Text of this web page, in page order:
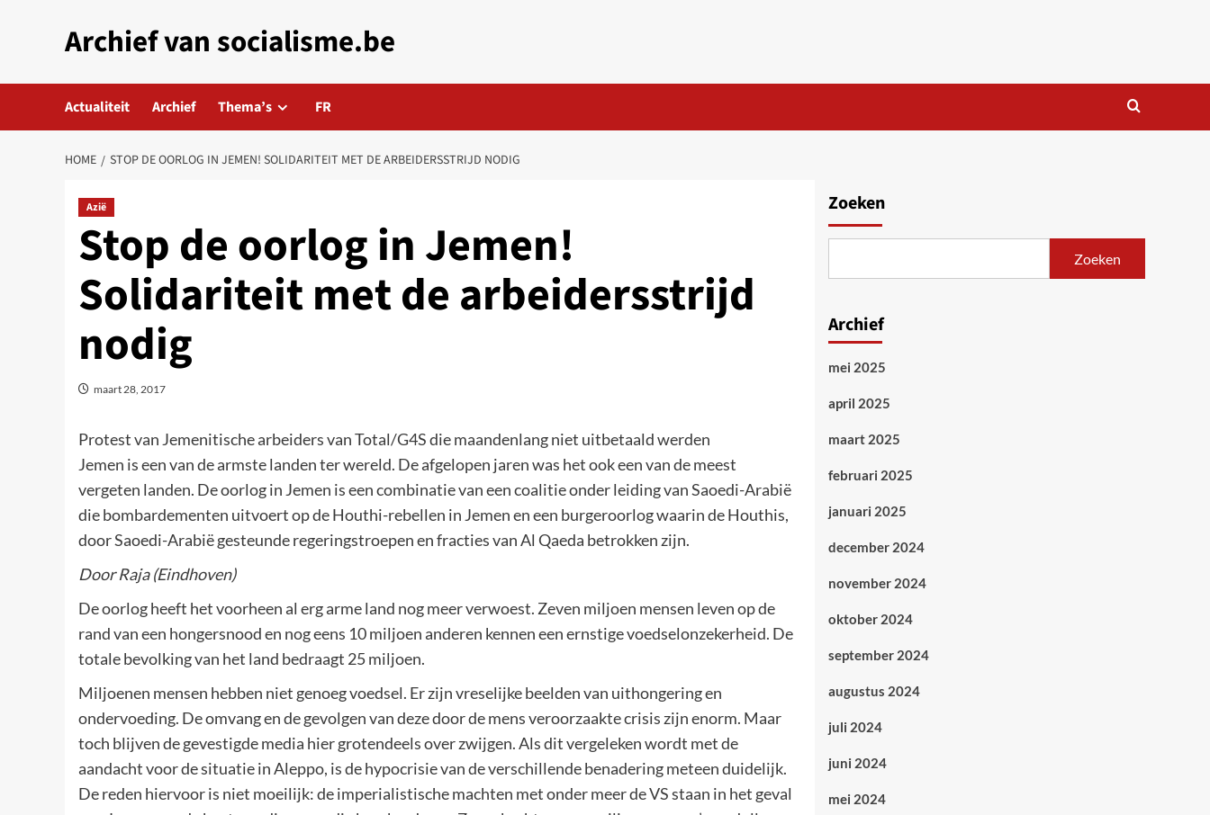
Archief van socialisme.be
Actualiteit Archief Thema’s FR
HOME STOP DE OORLOG IN JEMEN! SOLIDARITEIT MET DE ARBEIDERSSTRIJD NODIG
Azië
Stop de oorlog in Jemen!
Solidariteit met de arbeidersstrijd
nodig
maart 28, 2017
Protest van Jemenitische arbeiders van Total/G4S die maandenlang niet uitbetaald werden
Jemen is een van de armste landen ter wereld. De afgelopen jaren was het ook een van de meest
vergeten landen. De oorlog in Jemen is een combinatie van een coalitie onder leiding van Saoedi-Arabië
die bombardementen uitvoert op de Houthi-rebellen in Jemen en een burgeroorlog waarin de Houthis,
door Saoedi-Arabië gesteunde regeringstroepen en fracties van Al Qaeda betrokken zijn.
Door Raja (Eindhoven)
De oorlog heeft het voorheen al erg arme land nog meer verwoest. Zeven miljoen mensen leven op de
rand van een hongersnood en nog eens 10 miljoen anderen kennen een ernstige voedselonzekerheid. De
totale bevolking van het land bedraagt 25 miljoen.
Miljoenen mensen hebben niet genoeg voedsel. Er zijn vreselijke beelden van uithongering en
ondervoeding. De omvang en de gevolgen van deze door de mens veroorzaakte crisis zijn enorm. Maar
toch blijven de gevestigde media hier grotendeels over zwijgen. Als dit vergeleken wordt met de
aandacht voor de situatie in Aleppo, is de hypocrisie van de verschillende benadering meteen duidelijk.
De reden hiervoor is niet moeilijk: de imperialistische machten met onder meer de VS staan in het geval
Zoeken
Zoeken
Archief
mei 2025
april 2025
maart 2025
februari 2025
januari 2025
december 2024
november 2024
oktober 2024
september 2024
augustus 2024
juli 2024
juni 2024
mei 2024